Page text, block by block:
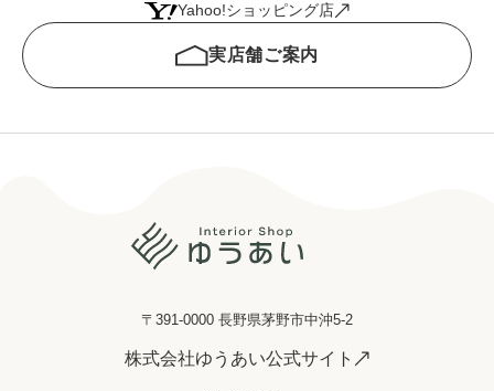
Yahoo!ショッピング店
実店舗ご案内
〒391-0000 長野県茅野市中沖5-2
株式会社ゆうあい公式サイト